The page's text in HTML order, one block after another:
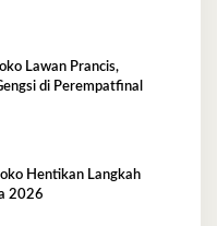
Lawan Prancis,
di Perempatfinal
Hentikan Langkah
2026